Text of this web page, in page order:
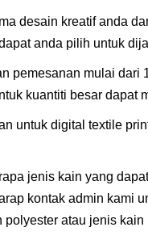
desain kreatif anda
anda pilih untuk
pemesanan mulai dari
kuantiti besar dapat
untuk digital textile
jenis kain yang
kontak admin kami
atau jenis kain